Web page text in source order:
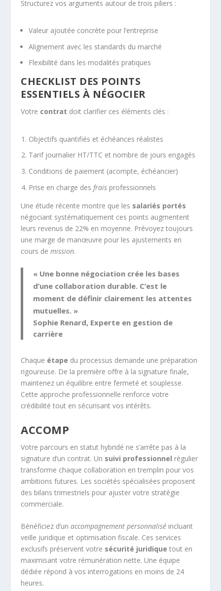
Structurez vos arguments autour de trois piliers :
Valeur ajoutée concrète pour l’entreprise
Alignement avec les standards du marché
Flexibilité dans les modalités pratiques
CHECKLIST DES POINTS
ESSENTIELS À NÉGOCIER
Votre contrat doit clarifier ces éléments clés :
Objectifs quantifiés et échéances réalistes
Tarif journalier HT/TTC et nombre de jours engagés
Conditions de paiement (acompte, échéancier)
Prise en charge desfrais professionnels
Une étude récente montre que les salariés portés
négociant systématiquement ces points augmentent
leurs revenus de 22% en moyenne. Prévoyez toujours
une marge de manœuvre pour les ajustements en
cours demission.
« Une bonne négociation crée les bases
d’une collaboration durable. C’est le
moment de définir clairement les attentes
mutuelles. »
Sophie Renard, Experte en gestion de
carrière
Chaque étape du processus demande une préparation
rigoureuse. De la première offre à la signature finale,
maintenez un équilibre entre fermeté et souplesse.
Cette approche professionnelle renforce votre
crédibilité tout en sécurisant vos intérêts.
ACCOMP
Votre parcours en statut hybridé ne s’arrête pas à la
signature d’un contrat. Un suivi professionnel régulier
transforme chaque collaboration en tremplin pour vos
ambitions futures. Les sociétés spécialisées proposent
des bilans trimestriels pour ajuster votre stratégie
commerciale.
Bénéficiez d’unaccompagnement personnalisé incluant
veille juridique et optimisation fiscale. Ces services
exclusifs préservent votre sécurité juridique tout en
maximisant votre rémunération nette. Une équipe
dédiée répond à vos interrogations en moins de 24
heures.